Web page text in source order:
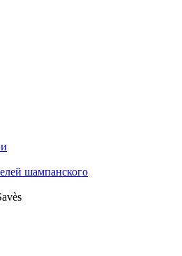
шампанского